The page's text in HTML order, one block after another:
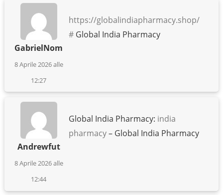
GabrielNom
8 Aprile 2026 alle
12:27
https://globalindiapharmacy.shop/
#Global India Pharmacy
Andrewfut
8 Aprile 2026 alle
12:44
Global India Pharmacy: india
pharmacy– Global India Pharmacy